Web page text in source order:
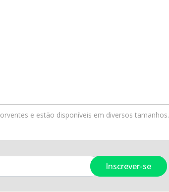
e estão disponíveis em diversos tamanhos.